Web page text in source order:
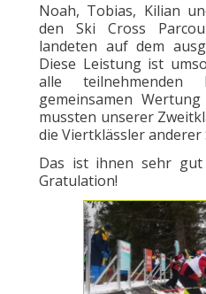
Noah, Tobias, Kilian
den Ski Cross
landeten auf dem
Diese Leistung ist
alle
gemeinsamen
mussten unserer
die Viertklässler anderer
Das ist ihnen sehr
Gratulation!